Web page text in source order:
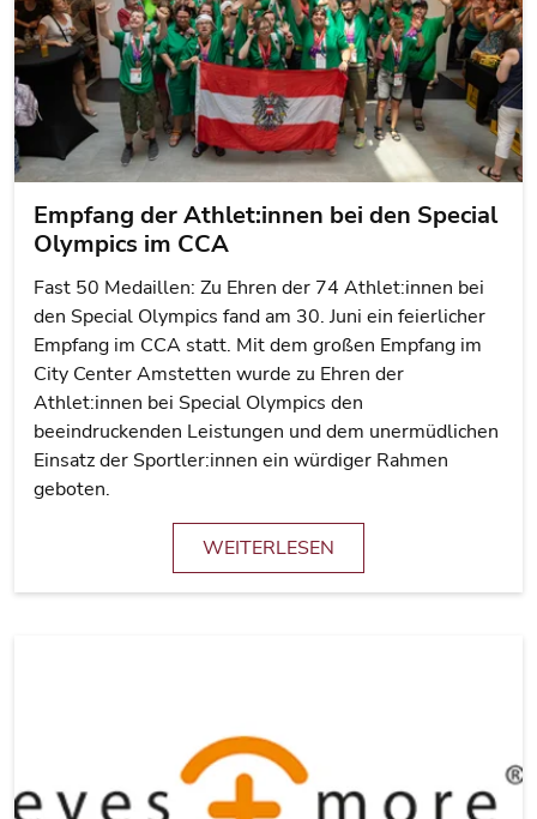
Empfang der Athlet:innen bei den Special
Olympics im CCA
Fast 50 Medaillen: Zu Ehren der 74 Athlet:innen bei
den Special Olympics fand am 30. Juni ein feierlicher
Empfang im CCA statt. Mit dem großen Empfang im
City Center Amstetten wurde zu Ehren der
Athlet:innen bei Special Olympics den
beeindruckenden Leistungen und dem unermüdlichen
Einsatz der Sportler:innen ein würdiger Rahmen
geboten.
WEITERLESEN